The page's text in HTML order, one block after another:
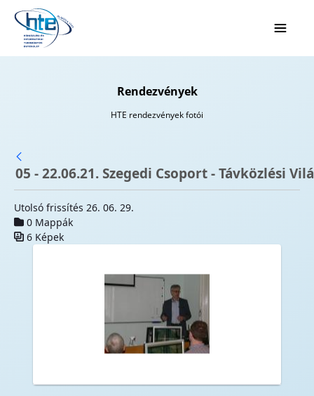
Ugrás a fő tartalomhoz
Rendezvények
HTE rendezvények fotói
05 - 22.06.21. Szegedi Csoport - Távközlési
Utolsó frissítés 26. 06. 29.
0 Mappák
6 Képek